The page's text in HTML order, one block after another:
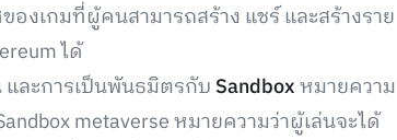
องเกมที่ผู้คนสามารถสร้าง แชร์ และสร้างราย
ได้
ละการเป็นพันธมิตรกับ Sandboxหมายความ
metaverse หมายความว่าผู้เล่นจะได้